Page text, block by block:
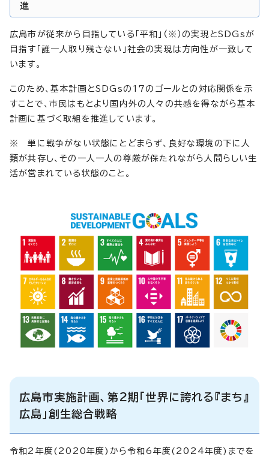
進
広島市が従来から目指している「平和」（※）の実現とSDGsが
目指す「誰一人取り残さない」社会の実現は方向性が一致して
います。
このため、基本計画とSDGsの17のゴールとの対応関係を示
すことで、市民はもとより国内外の人々の共感を得ながら基本
計画に基づく取組を推進しています。
※ 単に戦争がない状態にとどまらず、良好な環境の下に人
類が共存し、その一人一人の尊厳が保たれながら人間らしい生
活が営まれている状態のこと。
広島市実施計画、第2期「世界に誇れる『まち』
広島」創生総合戦略
令和2年度(2020年度)から令和6年度(2024年度)までを